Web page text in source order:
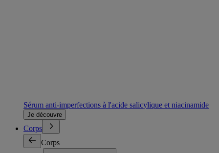
Sérum anti-imperfections à l'acide salicylique et niacinamide
Je découvre
Corps
Corps